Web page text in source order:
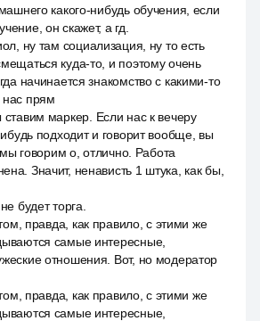
какого-нибудь обучения, если
он скажет, а гд.
ну там социализация, ну то есть
куда-то, и поэтому очень
начинается знакомство с какими-то
прям
маркер. Если нас к вечеру
подходит и говорит вообще, вы
мы говорим о, отлично. Работа
Значит, ненависть 1 штука, как бы,
будет торга.
правда, как правило, с этими же
самые интересные,
отношения. Вот, но модератор
правда, как правило, с этими же
самые интересные,